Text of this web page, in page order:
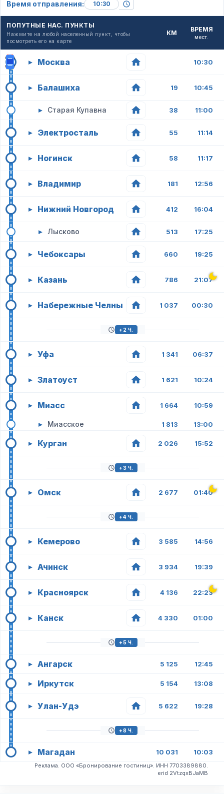
Время отправления:
ПОПУТНЫЕ НАС. ПУНКТЫ
Нажмите на любой населенный пункт, чтобы
посмотреть его на карте
КМ ВРЕМЯ
мест.
▸ Москва 10:30
▸ Балашиха 19 10:45
▸ Старая Купавна 38 11:00
▸ Электросталь 55 11:14
▸ Ногинск 58 11:17
▸ Владимир 181 12:56
▸ Нижний Новгород 412 16:04
▸ Лысково 513 17:25
▸ Чебоксары 660 19:25
▸ Казань 786 21:07
▸ Набережные Челны 1 037 00:30
+2 Ч.
▸ Уфа 1 341 06:37
▸ Златоуст 1 621 10:24
▸ Миасс 1 664 10:59
▸ Миасское 1 813 13:00
▸ Курган 2 026 15:52
+3 Ч.
▸ Омск 2 677 01:40
+4 Ч.
▸ Кемерово 3 585 14:56
▸ Ачинск 3 934 19:39
▸ Красноярск 4 136 22:23
▸ Канск 4 330 01:00
+5 Ч.
▸ Ангарск 5 125 12:45
▸ Иркутск 5 154 13:08
▸ Улан-Удэ 5 622 19:28
+8 Ч.
▸ Магадан 10 031 10:03
Реклама. ООО «Бронирование гостиниц». ИНН 7703389880.
erid 2VtzqxBJaMB